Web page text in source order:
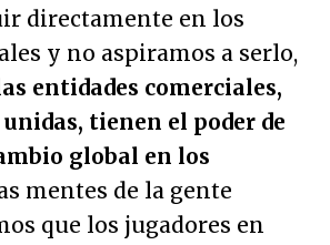
directamente en los
y no aspiramos a serlo,
entidades comerciales,
tienen el poder de
global en los
mentes de la gente
que los jugadores en